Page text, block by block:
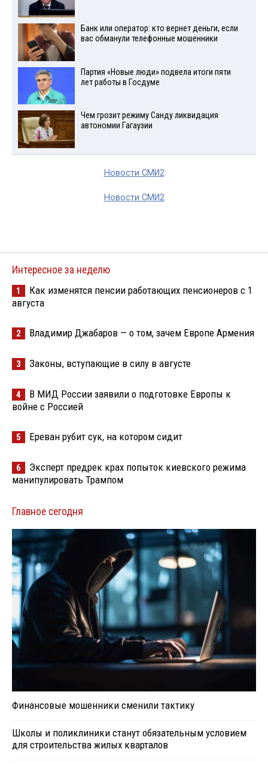
Банк или оператор: кто вернет деньги, если
вас обманули телефонные мошенники
Партия «Новые люди» подвела итоги пяти
лет работы в Госдуме
Чем грозит режиму Санду ликвидация
автономии Гагаузии
Новости СМИ2
Новости СМИ2
Интересное за неделю
1
Как изменятся пенсии работающих пенсионеров с 1
августа
2 Владимир Джабаров — о том, зачем Европе Армения
3 Законы, вступающие в силу в августе
4
В МИД России заявили о подготовке Европы к
войне с Россией
5 Ереван рубит сук, на котором сидит
6
Эксперт предрек крах попыток киевского режима
манипулировать Трампом
Главное сегодня
Финансовые мошенники сменили тактику
Школы и поликлиники станут обязательным условием
для строительства жилых кварталов